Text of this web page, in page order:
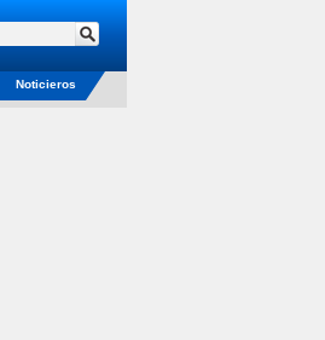
Noticieros